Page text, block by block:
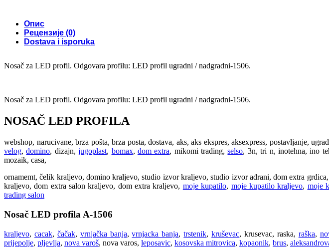
Опис
Рецензије (0)
Dostava i isporuka
Nosač za LED profil. Odgovara profilu: LED profil ugradni / nadgradni-1506.
Nosač za LED profil. Odgovara profilu: LED profil ugradni / nadgradni-1506.
NOSAČ LED PROFILA
webshop, narucivane, brza pošta, brza posta, dostava, aks, aks ekspres, aksexpress, postavljanje,
velog,domino, dizajn,jugoplast, bomax, dom extra, mikomi trading,selso, 3n, tri n, inotehna, ino
mozaik, casa,
ornamemt, čelik kraljevo, domino kraljevo, studio izvor kraljevo, studio izvor adrani, dom extra
kraljevo, dom extra salon kraljevo, dom extra kraljevo, moje kupatilo, moje kupatilo kraljevo, moje
trading salon
Nosač LED profila A-1506
kraljevo, cacak, čačak, vrnjačka banja,vrnjacka banja,trstenik,kruševac, krusevac, raska, raška,
prijepolje, pljevlja, nova varoš, nova varos, leposavic, kosovska mitrovica, kopaonik, brus,